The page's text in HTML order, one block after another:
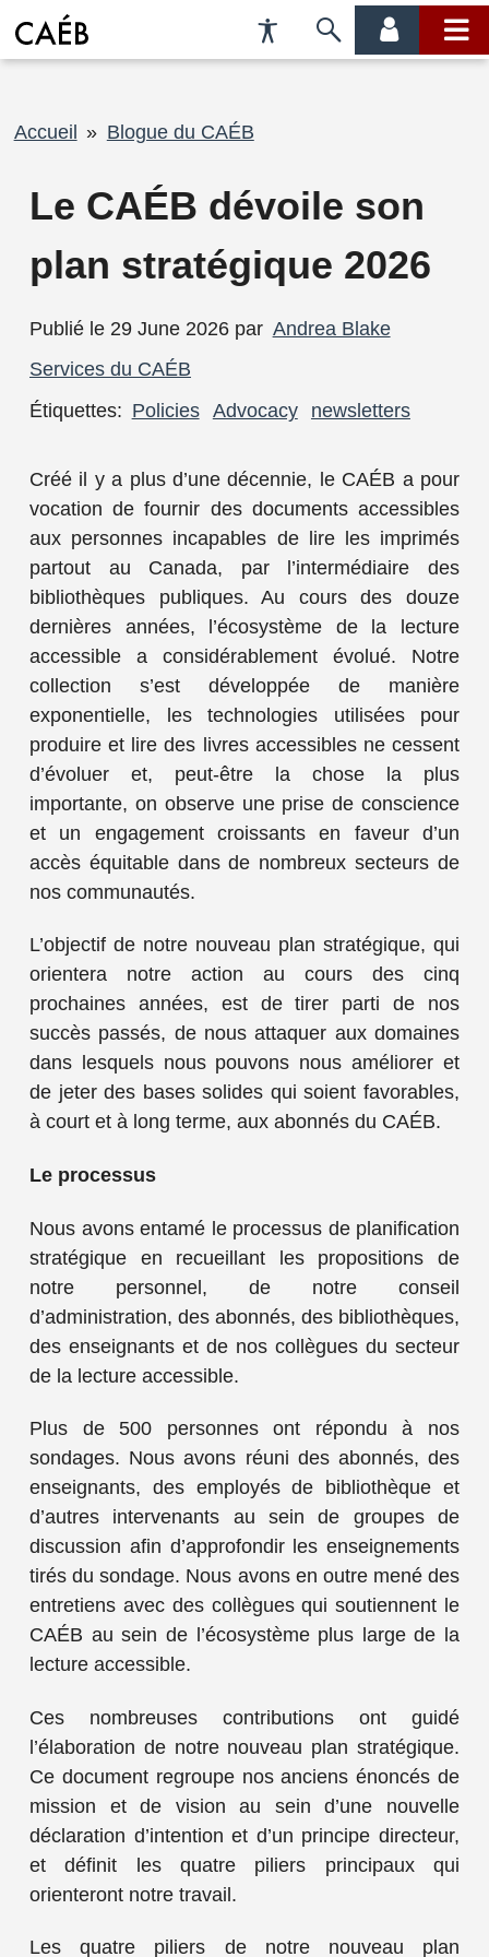
Préférences
d'accessibilité
Passer
menu
menu
Fil
Accueil Blogue du CAÉB
Le CAÉB dévoile son
plan stratégique 2026
Publié le 29 June 2026 par Andrea Blake
Services du CAÉB
Étiquettes: Policies Advocacy newsletters
Créé il y a plus d’une décennie, le CAÉB a pour
vocation de fournir des documents accessibles
aux personnes incapables de lire les imprimés
partout au Canada, par l’intermédiaire des
bibliothèques publiques. Au cours des douze
dernières années, l’écosystème de la lecture
accessible a considérablement évolué. Notre
collection s’est développée de manière
exponentielle, les technologies utilisées pour
produire et lire des livres accessibles ne cessent
d’évoluer et, peut-être la chose la plus
importante, on observe une prise de conscience
et un engagement croissants en faveur d’un
accès équitable dans de nombreux secteurs de
nos communautés.
L’objectif de notre nouveau plan stratégique, qui
orientera notre action au cours des cinq
prochaines années, est de tirer parti de nos
succès passés, de nous attaquer aux domaines
dans lesquels nous pouvons nous améliorer et
de jeter des bases solides qui soient favorables,
à court et à long terme, aux abonnés du CAÉB.
Le processus
Nous avons entamé le processus de planification
stratégique en recueillant les propositions de
notre personnel, de notre conseil
d’administration, des abonnés, des bibliothèques,
des enseignants et de nos collègues du secteur
de la lecture accessible.
Plus de 500 personnes ont répondu à nos
sondages. Nous avons réuni des abonnés, des
enseignants, des employés de bibliothèque et
d’autres intervenants au sein de groupes de
discussion afin d’approfondir les enseignements
tirés du sondage. Nous avons en outre mené des
entretiens avec des collègues qui soutiennent le
CAÉB au sein de l’écosystème plus large de la
lecture accessible.
Ces nombreuses contributions ont guidé
l’élaboration de notre nouveau plan stratégique.
Ce document regroupe nos anciens énoncés de
mission et de vision au sein d’une nouvelle
déclaration d’intention et d’un principe directeur,
et définit les quatre piliers principaux qui
orienteront notre travail.
Les quatre piliers de notre nouveau plan